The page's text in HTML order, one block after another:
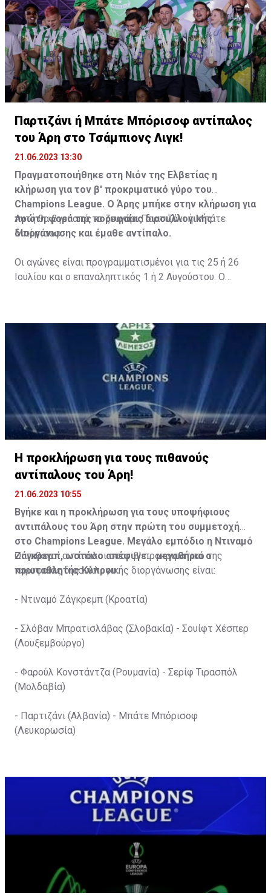
Παρτιζάνι ή Μπάτε Μπόρισοφ αντίπαλος
του Άρη στο Τσάμπιονς Λιγκ!
21.06.2023 13:30
Πραγματοποιήθηκε στη Νιόν της Ελβετίας η
κλήρωση για τον β' προκριματικό γύρο του
Champions League. Ο Άρης μπήκε στην κλήρωση για
πρώτη φορά της κορυφαίας διασυλλογικής
διοργάνωσης και έμαθε αντίπαλο.
Αυτή θα βγει από το ζευγάρι Παρτιζάνι ή Μπάτε
Μπόρισοφ.
Οι αγώνες είναι προγραμματισμένοι για τις 25 ή 26
Ιουλίου και ο επαναληπτικός 1 ή 2 Αυγούστου. Ο
Η προκλήρωση για τους πιθανούς
αντίπαλους του Άρη!
21.06.2023 10:55
Βγήκε και η προκλήρωση για τους υποψήφιους
αντιπάλους του Άρη στην πρώτη του συμμετοχή
στο Champions League. Μεγάλο εμπόδιο η Ντιναμό
Ζάγκρεμπ, ωστόσο απέφυγε... μεγαθήρια ο
πρωταθλητής Κύπρου.
Οι πιθανοί αντίπαλοι στον β' προκριματικό της
κορυφαίας διασυλλογικής διοργάνωσης είναι:
- Ντιναμό Ζάγκρεμπ (Κροατία)
- Σλόβαν Μπρατισλάβας (Σλοβακία) - Σουίφτ Χέσπερ
(Λουξεμβούργο)
- Φαρούλ Κονστάντζα (Ρουμανία) - Σερίφ Τιρασπόλ
(Μολδαβία)
- Παρτιζάνι (Αλβανία) - Μπάτε Μπόρισοφ
(Λευκορωσία)